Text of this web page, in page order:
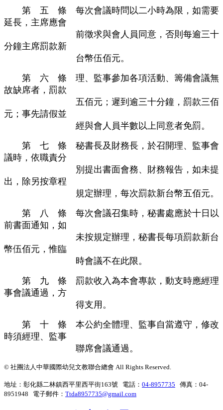
第 五 條 每次會議時問以二小時為限，如需要
延長，主席應會
前徵求與會人員同意，否則每逾三十
分鐘主席罰款新
台幣伍佰元。
第 六 條 理、監事參加各項活動、籌備會議無
故缺席者，罰款
五佰元；遲到逾三十分鐘，罰款三佰
元；事先請假並
經與會人員半數以上同意者免罰。
第 七 條
秘書長及財務長，於召開理、監事會
議時，依職責分
別提出書面會務、財務報告，如未提
出，除另按章程
規定辦理，每次罰款新台幣五佰元。
第 八 條
每次會議召集時，秘書處應於十日以
前書面通知，如
未按規定辦理，秘書長每項罰款新台
幣伍佰元，惟臨
時會議不在此限。
第 九 條
罰款收入為本會專款，動支時應經理
事會議通過，方
得支用。
第 十 條
本公約全體理、監事自當遵守，修改
時須經理、監事
聯席會議通過。
© 社團法人中華國際幼兒文教聯合總會 All Rights Reserved.
地址：彰化縣二林鎮西平里西平街163號 電話： 04-8957735 傳真：04-
8951948 電子郵件： Ttda8957735@gmail.com